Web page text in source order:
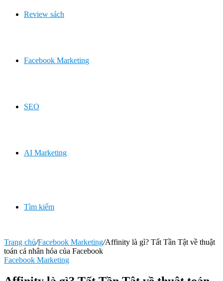
Review sách
Facebook Marketing
SEO
AI Marketing
Tìm kiếm
Trang chủ/Facebook Marketing/Affinity là gì? Tất Tần Tật về thuật
toán cá nhân hóa của Facebook
Facebook Marketing